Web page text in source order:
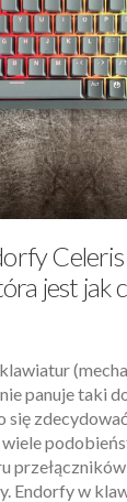
jest jak
panuje taki
się
Endorfy w